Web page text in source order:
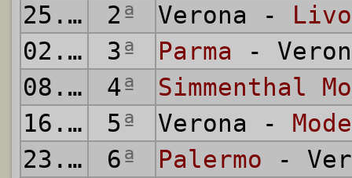
25.09.1955
2ª Verona -
02.10.1955
3ª Parma -
08.10.1955
4ª
Simmenthal
16.10.1955
5ª Verona -
23.10.1955
6ª Palermo -